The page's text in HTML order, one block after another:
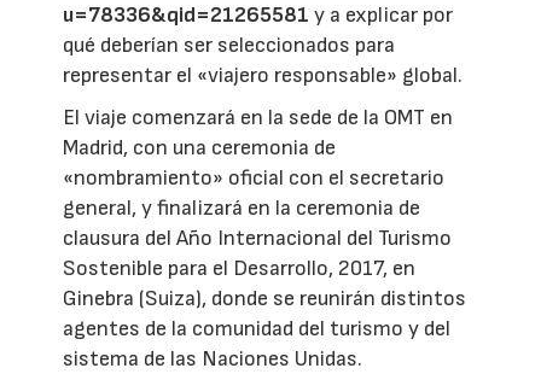
u=78336&qid=21265581 y a explicar por
qué deberían ser seleccionados para
representar el «viajero responsable» global.
El viaje comenzará en la sede de la OMT en
Madrid, con una ceremonia de
«nombramiento» oficial con el secretario
general, y finalizará en la ceremonia de
clausura del Año Internacional del Turismo
Sostenible para el Desarrollo, 2017, en
Ginebra (Suiza), donde se reunirán distintos
agentes de la comunidad del turismo y del
sistema de las Naciones Unidas.